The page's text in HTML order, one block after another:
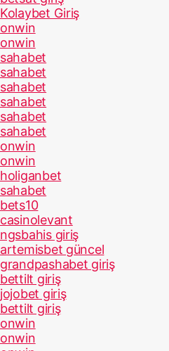
Kolaybet Giriş
onwin
onwin
sahabet
sahabet
sahabet
sahabet
sahabet
sahabet
onwin
onwin
holiganbet
sahabet
bets10
casinolevant
ngsbahis giriş
artemisbet güncel
grandpashabet giriş
bettilt giriş
jojobet giriş
bettilt giriş
onwin
onwin